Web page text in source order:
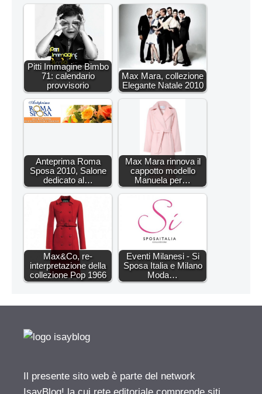
Pitti Immagine Bimbo
71: calendario
provvisorio
Max Mara, collezione
Elegante Natale 2010
Anteprima Roma
Sposa 2010, Salone
dedicato al…
Max Mara rinnova il
cappotto modello
Manuela per…
Max&Co, re-
interpretazione della
collezione Pop 1966
Eventi Milanesi - Si
Sposa Italia e Milano
Moda…
Il presente sito web è parte del network